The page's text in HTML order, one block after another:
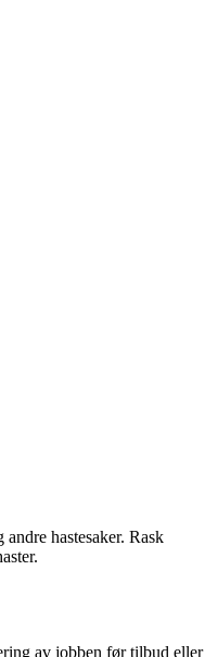
hastesaker. Rask
av jobben før tilbud eller